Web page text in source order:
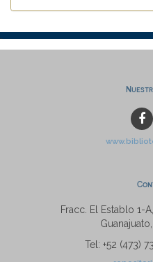
Fracc. El Establo 1-
Tel: +52 (473)